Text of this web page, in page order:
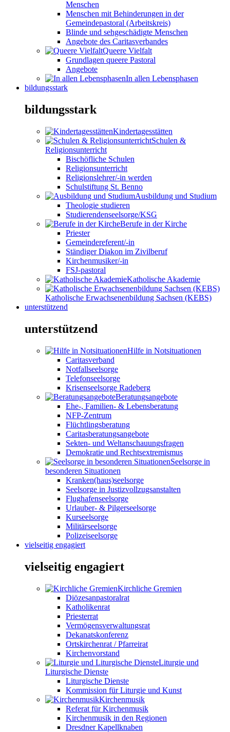
Menschen
Menschen mit Behinderungen in der
Gemeindepastoral (Arbeitskreis)
Blinde und sehgeschädigte Menschen
Angebote des Caritasverbandes
Queere Vielfalt
Grundlagen queere Pastoral
Angebote
In allen Lebensphasen
bildungsstark
bildungsstark
Kindertagesstätten
Schulen &
Religionsunterricht
Bischöfliche Schulen
Religionsunterricht
Religionslehrer/-in werden
Schulstiftung St. Benno
Ausbildung und Studium
Theologie studieren
Studierendenseelsorge/KSG
Berufe in der Kirche
Priester
Gemeindereferent/-in
Ständiger Diakon im Zivilberuf
Kirchenmusiker/-in
FSJ-pastoral
Katholische Akademie
Katholische Erwachsenenbildung Sachsen (KEBS)
unterstützend
unterstützend
Hilfe in Notsituationen
Caritasverband
Notfallseelsorge
Telefonseelsorge
Krisenseelsorge Radeberg
Beratungsangebote
Ehe-, Familien- & Lebensberatung
NFP-Zentrum
Flüchtlingsberatung
Caritasberatungsangebote
Sekten- und Weltanschauungsfragen
Demokratie und Rechtsextremismus
Seelsorge in
besonderen Situationen
Kranken(haus)seelsorge
Seelsorge in Justizvollzugsanstalten
Flughafenseelsorge
Urlauber- & Pilgerseelsorge
Kurseelsorge
Militärseelsorge
Polizeiseelsorge
vielseitig engagiert
vielseitig engagiert
Kirchliche Gremien
Diözesanpastoralrat
Katholikenrat
Priesterrat
Vermögensverwaltungsrat
Dekanatskonferenz
Ortskirchenrat / Pfarreirat
Kirchenvorstand
Liturgie und
Liturgische Dienste
Liturgische Dienste
Kommission für Liturgie und Kunst
Kirchenmusik
Referat für Kirchenmusik
Kirchenmusik in den Regionen
Dresdner Kapellknaben